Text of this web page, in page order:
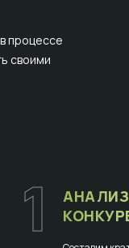
процессе
своими
1